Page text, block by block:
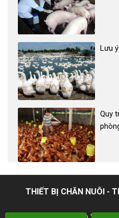
Lưu
Quy
THIẾT BỊ CHĂN NUÔI -